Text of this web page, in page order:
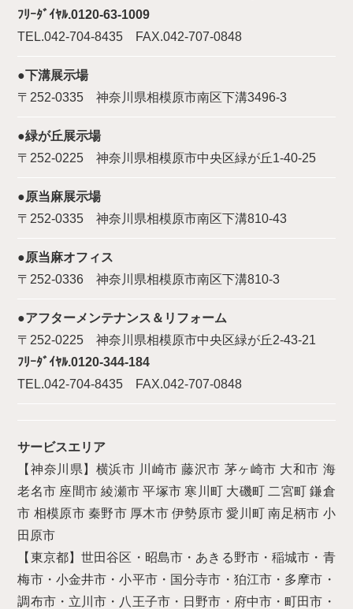
ﾌﾘｰﾀﾞｲﾔﾙ.0120-63-1009
TEL.042-704-8435 FAX.042-707-0848
●下溝展示場
〒252-0335 神奈川県相模原市南区下溝3496-3
●緑が丘展示場
〒252-0225 神奈川県相模原市中央区緑が丘1-40-25
●原当麻展示場
〒252-0335 神奈川県相模原市南区下溝810-43
●原当麻オフィス
〒252-0336 神奈川県相模原市南区下溝810-3
●アフターメンテナンス＆リフォーム
〒252-0225 神奈川県相模原市中央区緑が丘2-43-21
ﾌﾘｰﾀﾞｲﾔﾙ.0120-344-184
TEL.042-704-8435 FAX.042-707-0848
サービスエリア
【神奈川県】横浜市 川崎市 藤沢市 茅ヶ崎市 大和市 海
老名市 座間市 綾瀬市 平塚市 寒川町 大磯町 二宮町 鎌倉
市 相模原市 秦野市 厚木市 伊勢原市 愛川町 南足柄市 小
田原市
【東京都】世田谷区・昭島市・あきる野市・稲城市・青
梅市・小金井市・小平市・国分寺市・狛江市・多摩市・
調布市・立川市・八王子市・日野市・府中市・町田市・